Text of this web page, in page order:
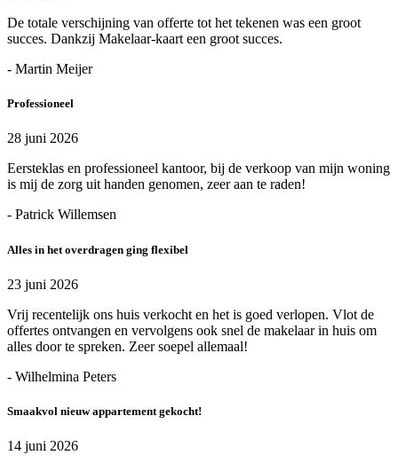
De totale verschijning van offerte tot het tekenen was een groot
succes. Dankzij Makelaar-kaart een groot succes.
- Martin Meijer
Professioneel
28 juni 2026
Eersteklas en professioneel kantoor, bij de verkoop van mijn woning
is mij de zorg uit handen genomen, zeer aan te raden!
- Patrick Willemsen
Alles in het overdragen ging flexibel
23 juni 2026
Vrij recentelijk ons huis verkocht en het is goed verlopen. Vlot de
offertes ontvangen en vervolgens ook snel de makelaar in huis om
alles door te spreken. Zeer soepel allemaal!
- Wilhelmina Peters
Smaakvol nieuw appartement gekocht!
14 juni 2026